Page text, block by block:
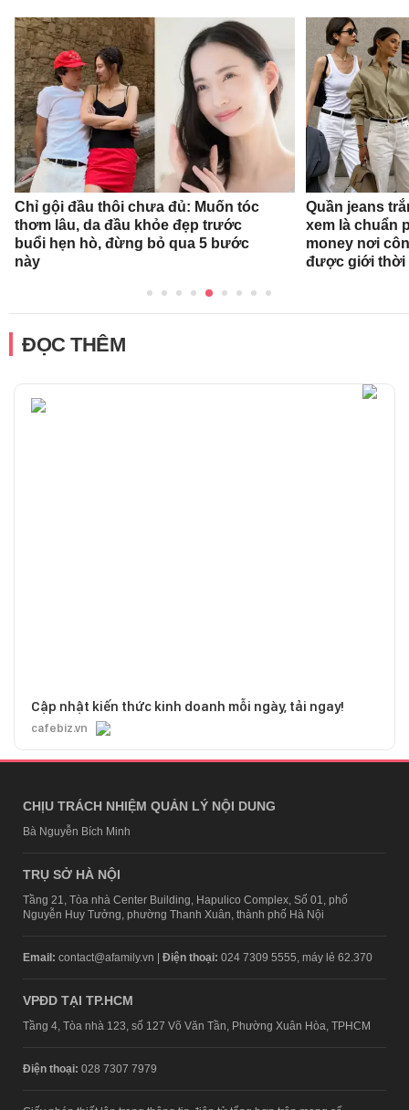
Chỉ gội đầu thôi chưa đủ: Muốn tóc
thơm lâu, da đầu khỏe đẹp trước
buổi hẹn hò, đừng bỏ qua 5 bước
này
Quần jeans
xem là chuẩn
money nơi
được giới thời
ĐỌC THÊM
Cập nhật kiến thức kinh doanh mỗi ngày, tải ngay!
cafebiz.vn
CHỊU TRÁCH NHIỆM QUẢN LÝ NỘI DUNG
Bà Nguyễn Bích Minh
TRỤ SỞ HÀ NỘI
Tầng 21, Tòa nhà Center Building, Hapulico Complex, Số 01, phố
Nguyễn Huy Tưởng, phường Thanh Xuân, thành phố Hà Nội
Email: contact@afamily.vn | Điện thoại: 024 7309 5555, máy lẻ 62.370
VPĐD TẠI TP.HCM
Tầng 4, Tòa nhà 123, số 127 Võ Văn Tần, Phường Xuân Hòa, TPHCM
Điện thoại: 028 7307 7979